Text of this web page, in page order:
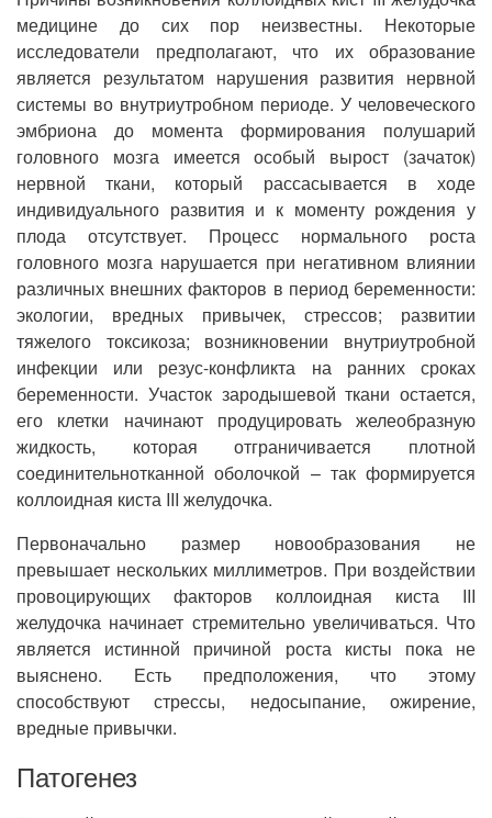
медицине до сих пор неизвестны. Некоторые
исследователи предполагают, что их образование
является результатом нарушения развития нервной
системы во внутриутробном периоде. У человеческого
эмбриона до момента формирования полушарий
головного мозга имеется особый вырост (зачаток)
нервной ткани, который рассасывается в ходе
индивидуального развития и к моменту рождения у
плода отсутствует. Процесс нормального роста
головного мозга нарушается при негативном влиянии
различных внешних факторов в период беременности:
экологии, вредных привычек, стрессов; развитии
тяжелого токсикоза; возникновении внутриутробной
инфекции или резус-конфликта на ранних сроках
беременности. Участок зародышевой ткани остается,
его клетки начинают продуцировать желеобразную
жидкость, которая отграничивается плотной
соединительнотканной оболочкой – так формируется
коллоидная киста III желудочка.
Первоначально размер новообразования не
превышает нескольких миллиметров. При воздействии
провоцирующих факторов коллоидная киста III
желудочка начинает стремительно увеличиваться. Что
является истинной причиной роста кисты пока не
выяснено. Есть предположения, что этому
способствуют стрессы, недосыпание, ожирение,
вредные привычки.
Патогенез